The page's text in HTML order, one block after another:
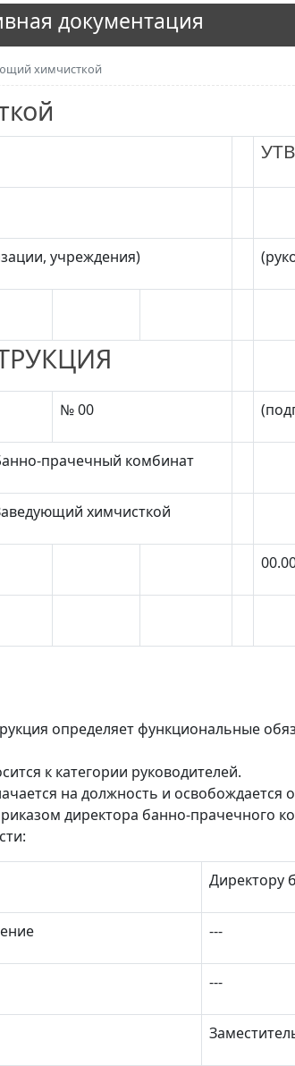
документация
химчисткой
учреждения)
№ 00
прачечный комбинат
химчисткой
определяет функциональные
к категории руководителей.
на должность и
директора банно-прачечного
Директору
‑‑‑
‑‑‑